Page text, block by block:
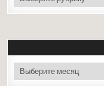
архивы